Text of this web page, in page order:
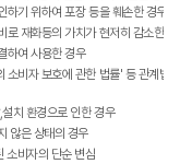
하기 위하여 포장 등을 훼손한 경우
로 재화등의 가치가 현저히 감소한 경
하여 사용한 경우
소비자 보호에 관한 법률' 등 관계법
치 환경으로 인한 경우
않은 상태의 경우
소비자의 단순 변심